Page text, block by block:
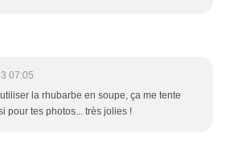
07:05
la rhubarbe en soupe, ça me tente
pour tes photos... très jolies !